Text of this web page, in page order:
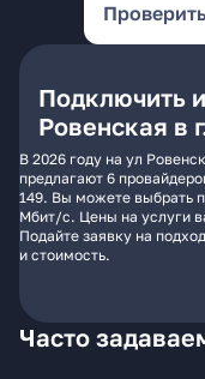
Подключить
Ровенская в
В 2026 году на ул
предлагают 6
149. Вы можете выбрать
Мбит/с. Цены на услуги
Подайте заявку на
и стоимость.
Часто